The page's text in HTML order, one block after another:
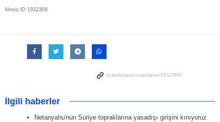
News ID 1932309
İlgili haberler
Netanyahu'nun Suriye topraklarına yasadışı girişini kınıyoruz